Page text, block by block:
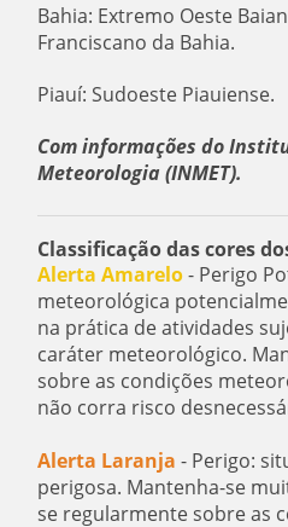
Bahia: Extremo Oeste
Franciscano da Bahia.
Piauí: Sudoeste Piauiense.
Com informações do
Meteorologia (INMET).
Classificação das cores
Alerta Amarelo- Perigo
meteorológica
na prática de atividades
caráter meteorológico.
sobre as condições
não corra risco
Alerta Laranja - Perigo:
perigosa. Mantenha-se
se regularmente sobre as